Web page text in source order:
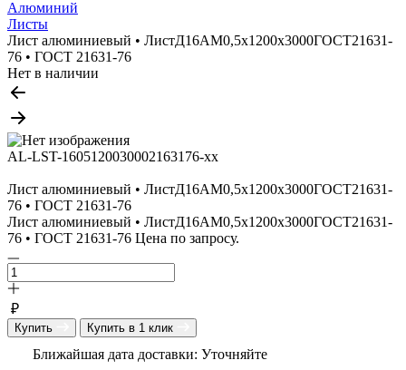
Алюминий
Листы
Лист алюминиевый • ЛистД16АМ0,5х1200х3000ГОСТ21631-
76 • ГОСТ 21631-76
Нет в наличии
AL-LST-1605120030002163176-xx
Лист алюминиевый • ЛистД16АМ0,5х1200х3000ГОСТ21631-
76 • ГОСТ 21631-76
Лист алюминиевый • ЛистД16АМ0,5х1200х3000ГОСТ21631-
76 • ГОСТ 21631-76 Цена по запросу.
₽
Купить Купить в 1 клик
Ближайшая дата доставки: Уточняйте